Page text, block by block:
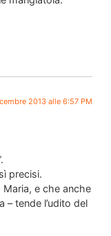
2013 alle 6:57 PM
precisi.
e che anche
– tende l’udito del